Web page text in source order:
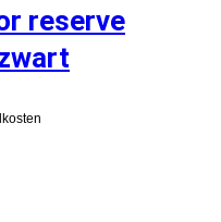
reserve